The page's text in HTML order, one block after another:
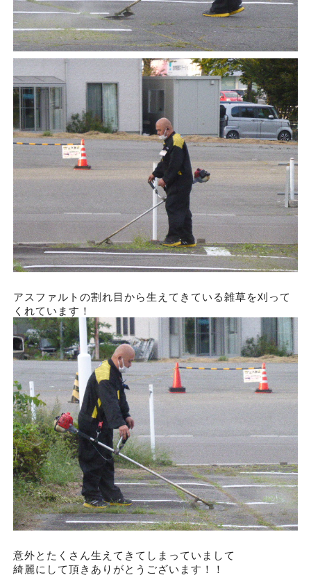
アスファルトの割れ目から生えてきている雑草を刈って
くれています！
意外とたくさん生えてきてしまっていまして
綺麗にして頂きありがとうございます！！